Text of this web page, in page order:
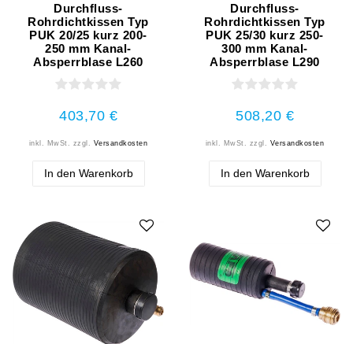
Durchfluss-
Rohrdichtkissen Typ
PUK 20/25 kurz 200-
250 mm Kanal-
Absperrblase L260
403,70 €
inkl. MwSt. zzgl. Versandkosten
In den Warenkorb
Durchfluss-
Rohrdichtkissen Typ
PUK 25/30 kurz 250-
300 mm Kanal-
Absperrblase L290
508,20 €
inkl. MwSt. zzgl. Versandkosten
In den Warenkorb